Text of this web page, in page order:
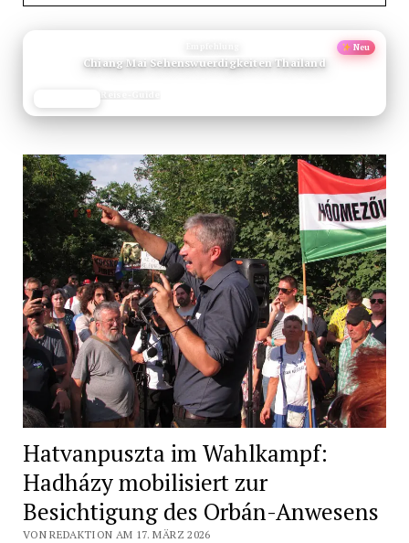
Neu
Chiang Mai Sehenswuerdigkeiten Thailand
Reise-Guide
Hatvanpuszta im Wahlkampf:
Hadházy mobilisiert zur
Besichtigung des Orbán-Anwesens
VON REDAKTION AM 17. MÄRZ 2026